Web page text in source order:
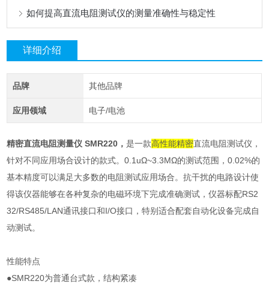
如何提高直流电阻测试仪的测量准确性与稳定性
详细介绍
品牌 其他品牌
应用领域 电子/电池
精密直流电阻测量仪 SMR220 ，是一款高性能精密直流电阻测试仪，
针对不同应用场合设计的款式。0.1uΩ~3.3MΩ的测试范围，0.02%的
基本精度可以满足大多数的电阻测试应用场合。抗干扰的电路设计使
得该仪器能够在各种复杂的电磁环境下完成准确测试，仪器标配RS2
32/RS485/LAN通讯接口和I/O接口，特别适合配套自动化设备完成自
动测试。
性能特点
●SMR220为普通台式款，结构紧凑